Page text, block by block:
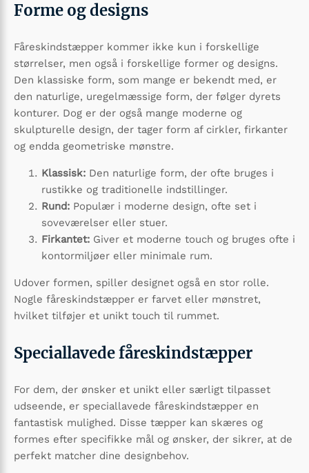
Forme og designs
Fåreskindstæpper kommer ikke kun i forskellige
størrelser, men også i forskellige former og designs.
Den klassiske form, som mange er bekendt med, er
den naturlige, uregelmæssige form, der følger dyrets
konturer. Dog er der også mange moderne og
skulpturelle design, der tager form af cirkler, firkanter
og endda geometriske mønstre.
Klassisk: Den naturlige form, der ofte bruges i
rustikke og traditionelle indstillinger.
Rund: Populær i moderne design, ofte set i
soveværelser eller stuer.
Firkantet: Giver et moderne touch og bruges ofte i
kontormiljøer eller minimale rum.
Udover formen, spiller designet også en stor rolle.
Nogle fåreskindstæpper er farvet eller mønstret,
hvilket tilføjer et unikt touch til rummet.
Speciallavede fåreskindstæpper
For dem, der ønsker et unikt eller særligt tilpasset
udseende, er speciallavede fåreskindstæpper en
fantastisk mulighed. Disse tæpper kan skæres og
formes efter specifikke mål og ønsker, der sikrer, at de
perfekt matcher dine designbehov.